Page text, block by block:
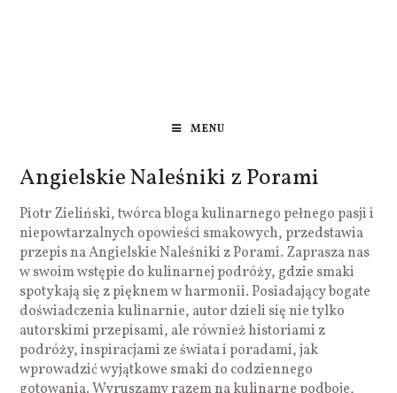
MENU
Angielskie Naleśniki z Porami
Piotr Zieliński, twórca bloga kulinarnego pełnego pasji i
niepowtarzalnych opowieści smakowych, przedstawia
przepis na Angielskie Naleśniki z Porami. Zaprasza nas
w swoim wstępie do kulinarnej podróży, gdzie smaki
spotykają się z pięknem w harmonii. Posiadający bogate
doświadczenia kulinarnie, autor dzieli się nie tylko
autorskimi przepisami, ale również historiami z
podróży, inspiracjami ze świata i poradami, jak
wprowadzić wyjątkowe smaki do codziennego